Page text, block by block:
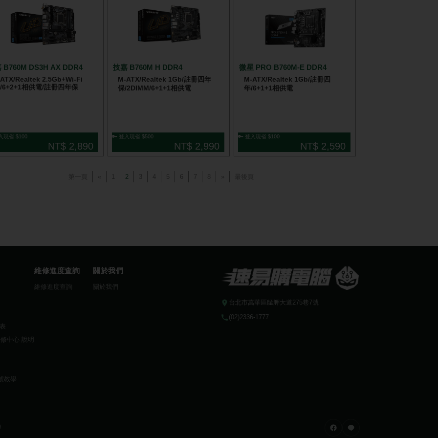
B760M DS3H AX DDR4
Realtek 2.5Gb+Wi-Fi
6+2+1相供電/註冊四年保
現省 $100
NT$ 2,890
技嘉 B760M H DDR4
M-ATX/Realtek 1Gb/註冊四年
保/2DIMM/6+1+1相供電
🔑 登入現省 $500
NT$ 2,990
微星 PRO B760M-E DDR4
M-ATX/Realtek 1Gb/註冊四
年/6+1+1相供電
🔑 登入現省 $100
NT$ 2,590
1 2 3 5 6 7 8 最後頁
中心 說明
教學
維修進度查詢
維修進度查詢
關於我們
關於我們
台北市萬華區艋舺大道275巷7號
(02)2336-1777